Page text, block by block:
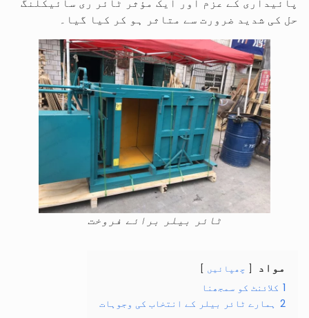
حل کی شدید ضرورت سے متاثر ہو کر کیا گیا۔
ٹائر بیلر برائے فروخت
مواد چھپائیں
1 کلائنٹ کو سمجھنا
2 ہمارے ٹائر بیلر کے انتخاب کی وجوہات